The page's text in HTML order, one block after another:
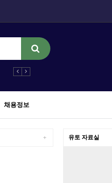
27123
채용정보
+ 유토 자료실